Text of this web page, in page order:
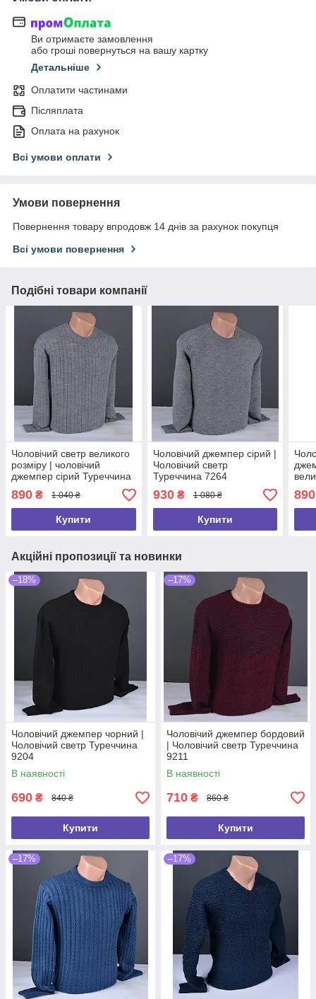
Ви отримаєте замовлення
або гроші повернуться на вашу картку
Детальніше
Оплатити частинами
Післяплата
Оплата на рахунок
Всі умови оплати
Умови повернення
Повернення товару впродовж 14 днів за рахунок покупця
Всі умови повернення
Подібні товари компанії
Чоловічий светр великого
розміру | чоловічий
джемпер сірий Туреччина
9395 Б
890 ₴ 1 040 ₴
Купити
Чоловічий джемпер сірий |
Чоловічий светр
Туреччина 7264
930₴ 1 080 ₴
Купити
890
Акційні пропозиції та новинки
–18%
Чоловічий джемпер чорний |
Чоловічий светр Туреччина
9204
В наявності
690 ₴ 840 ₴
Купити
–17%
Чоловічий джемпер бордовий
| Чоловічий светр Туреччина
9211
В наявності
710 ₴ 860 ₴
Купити
–17% –17%